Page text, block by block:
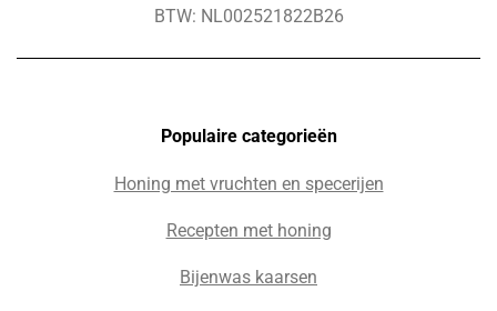
BTW: NL002521822B26
Populaire categorieën
Honing met vruchten en specerijen
Recepten met honing
Bijenwas kaarsen